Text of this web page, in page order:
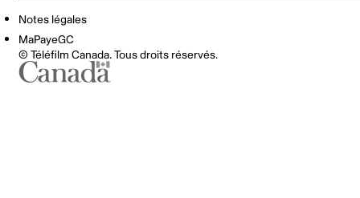
Notes légales
MaPayeGC
© Téléfilm Canada. Tous droits réservés.